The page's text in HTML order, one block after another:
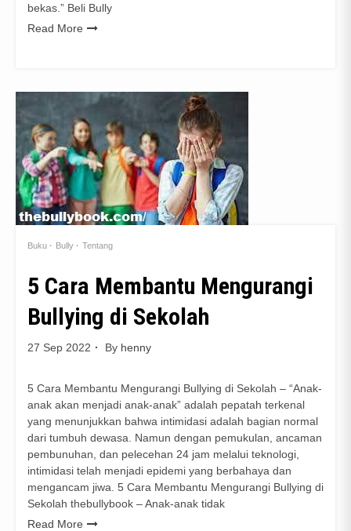
bekas.” Beli Bully
Read More
Buku Bully Tentang
5 Cara Membantu Mengurangi
Bullying di Sekolah
27 Sep 2022 By henny
5 Cara Membantu Mengurangi Bullying di Sekolah – “Anak-
anak akan menjadi anak-anak” adalah pepatah terkenal
yang menunjukkan bahwa intimidasi adalah bagian normal
dari tumbuh dewasa. Namun dengan pemukulan, ancaman
pembunuhan, dan pelecehan 24 jam melalui teknologi,
intimidasi telah menjadi epidemi yang berbahaya dan
mengancam jiwa. 5 Cara Membantu Mengurangi Bullying di
Sekolah thebullybook – Anak-anak tidak
Read More